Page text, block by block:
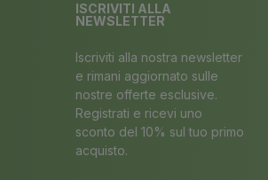
ISCRIVITI ALLA
NEWSLETTER
Iscriviti alla nostra newsletter
e rimani aggiornato sulle
nostre offerte esclusive.
Registrati e ricevi uno
sconto del 10% sul tuo primo
acquisto.